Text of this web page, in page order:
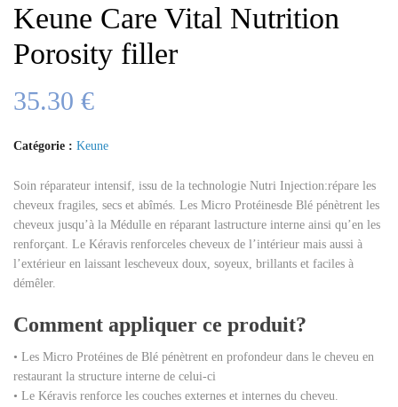
Keune Care Vital Nutrition
Porosity filler
35.30 €
Catégorie : Keune
Soin réparateur intensif, issu de la technologie Nutri Injection:répare les
cheveux fragiles, secs et abîmés. Les Micro Protéinesde Blé pénètrent les
cheveux jusqu’à la Médulle en réparant lastructure interne ainsi qu’en les
renforçant. Le Kéravis renforceles cheveux de l’intérieur mais aussi à
l’extérieur en laissant lescheveux doux, soyeux, brillants et faciles à
démêler.
Comment appliquer ce produit?
• Les Micro Protéines de Blé pénètrent en profondeur dans le cheveu en
restaurant la structure interne de celui-ci
• Le Kéravis renforce les couches externes et internes du cheveu.